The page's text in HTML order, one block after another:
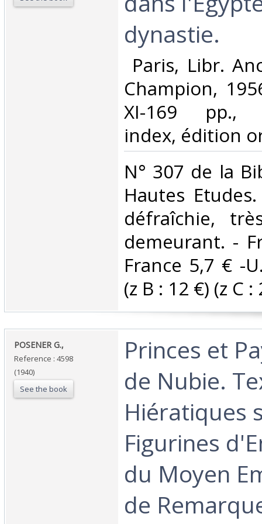
dynastie.‎
Paris, Libr.
Champion,
XI-169 pp.,
index, édition
‎N° 307 de la
Hautes
défraîchie,
demeurant. -
France 5,7 € -
(z B : 12 €) (z C :
‎POSENER G.,‎
Reference : 4598
(1940)
See the book
‎Princes et
de Nubie.
Hiératiques
Figurines
du Moyen
de